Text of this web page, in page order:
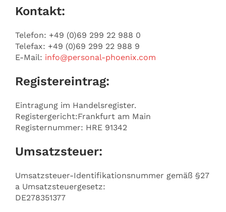
Kontakt:
Telefon: +49 (0)69 299 22 988 0
Telefax: +49 (0)69 299 22 988 9
E-Mail: info@personal-phoenix.com
Registereintrag:
Eintragung im Handelsregister.
Registergericht:Frankfurt am Main
Registernummer: HRE 91342
Umsatzsteuer:
Umsatzsteuer-Identifikationsnummer gemäß §27
a Umsatzsteuergesetz:
DE278351377